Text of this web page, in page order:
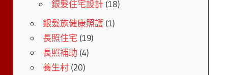
銀髮住宅設計(18)
銀髮族健康照護(1)
長照住宅 (19)
長照補助 (4)
養生村(20)